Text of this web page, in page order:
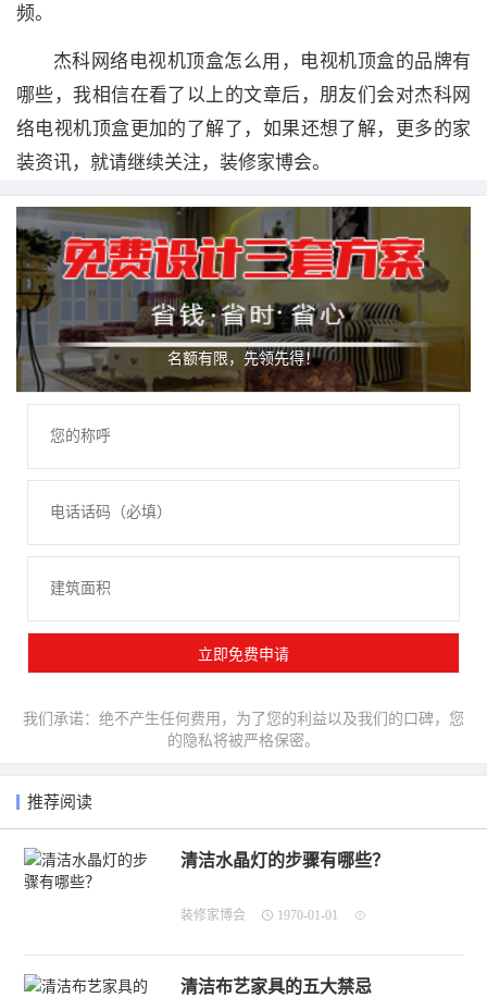
频。
杰科网络电视机顶盒怎么用，电视机顶盒的品牌有
哪些，我相信在看了以上的文章后，朋友们会对杰科网
络电视机顶盒更加的了解了，如果还想了解，更多的家
装资讯，就请继续关注，装修家博会。
名额有限，先领先得！
我们承诺：绝不产生任何费用，为了您的利益以及我们的口碑，您
的隐私将被严格保密。
推荐阅读
清洁水晶灯的步骤有哪些？
装修家博会 1970-01-01
清洁布艺家具的五大禁忌